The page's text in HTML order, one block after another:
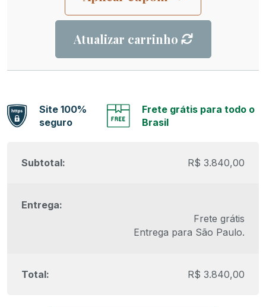
Atualizar carrinho
Site 100%
seguro
Frete grátis para todo o
Brasil
R$ 3.840,00
Frete grátis
Entrega para São Paulo.
R$ 3.840,00